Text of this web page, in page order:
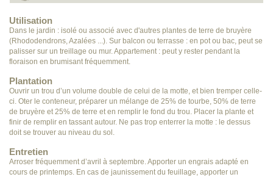
Utilisation
Dans le jardin : isolé ou associé avec d'autres plantes de terre de bruyère
(Rhododendrons, Azalées ...). Sur balcon ou terrasse : en pot ou bac, peut se
palisser sur un treillage ou mur. Appartement : peut y rester pendant la
floraison en brumisant fréquemment.
Plantation
Ouvrir un trou d’un volume double de celui de la motte, et bien tremper celle-
ci. Oter le conteneur, préparer un mélange de 25% de tourbe, 50% de terre
de bruyère et 25% de terre et en remplir le fond du trou. Placer la plante et
finir de remplir en tassant autour. Ne pas trop enterrer la motte : le dessus
doit se trouver au niveau du sol.
Entretien
Arroser fréquemment d’avril à septembre. Apporter un engrais adapté en
cours de printemps. En cas de jaunissement du feuillage, apporter un